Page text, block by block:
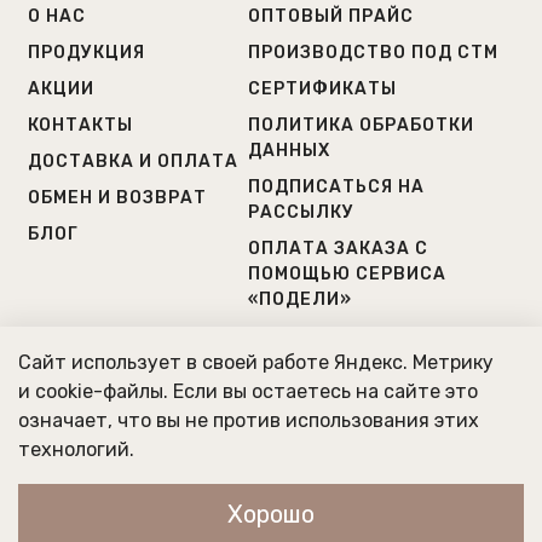
О НАС
ПРОДУКЦИЯ
АКЦИИ
КОНТАКТЫ
ДОСТАВКА И ОПЛАТА
ОБМЕН И ВОЗВРАТ
БЛОГ
ОПТОВЫЙ ПРАЙС
ПРОИЗВОДСТВО ПОД СТМ
СЕРТИФИКАТЫ
ПОЛИТИКА ОБРАБОТКИ
ДАННЫХ
ПОДПИСАТЬСЯ НА
РАССЫЛКУ
ОПЛАТА ЗАКАЗА С
ПОМОЩЬЮ СЕРВИСА
«ПОДЕЛИ»
+7(931) 223 38 82
Г. САНКТ-ПЕТЕРБУРГ
Сайт использует в своей работе Яндекс. Метрику
и cookie-файлы. Если вы остаетесь на сайте это
означает, что вы не против использования этих
технологий.
Хорошо